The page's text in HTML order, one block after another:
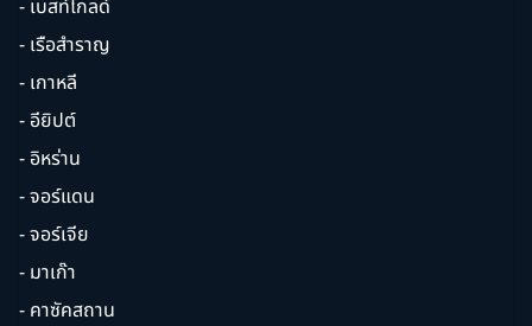
- เบสท์โกลด์
- เรือสำราญ
- เกาหลี
- อียิปต์
- อิหร่าน
- จอร์แดน
- จอร์เจีย
- มาเก๊า
- คาซัคสถาน